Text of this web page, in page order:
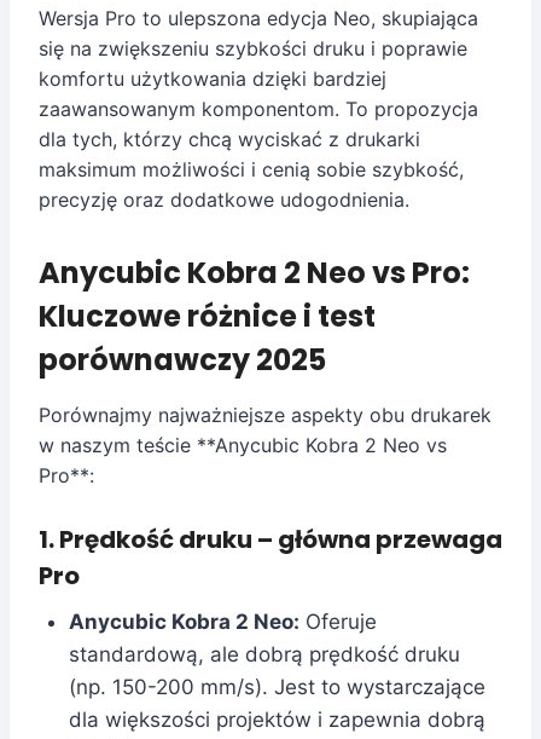
Wersja Pro to ulepszona edycja Neo, skupiająca
się na zwiększeniu szybkości druku i poprawie
komfortu użytkowania dzięki bardziej
zaawansowanym komponentom. To propozycja
dla tych, którzy chcą wyciskać z drukarki
maksimum możliwości i cenią sobie szybkość,
precyzję oraz dodatkowe udogodnienia.
Anycubic Kobra 2 Neo vs Pro:
Kluczowe różnice i test
porównawczy 2025
Porównajmy najważniejsze aspekty obu drukarek
w naszym teście **Anycubic Kobra 2 Neo vs
Pro**:
1. Prędkość druku – główna przewaga
Pro
Anycubic Kobra 2 Neo: Oferuje
standardową, ale dobrą prędkość druku
(np. 150-200 mm/s). Jest to wystarczające
dla większości projektów i zapewnia dobrą